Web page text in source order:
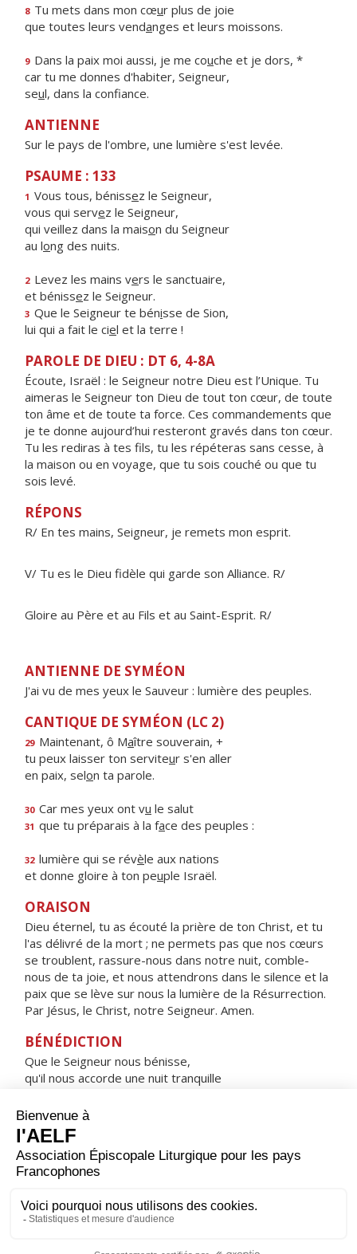
8 Tu mets dans mon cœur plus de joie
que toutes leurs vendanges et leurs moissons.
9 Dans la paix moi aussi, je me couche et je dors, *
car tu me donnes d'habiter, Seigneur,
seul, dans la confiance.
ANTIENNE
Sur le pays de l'ombre, une lumière s'est levée.
PSAUME : 133
1 Vous tous, bénissez le Seigneur,
vous qui servez le Seigneur,
qui veillez dans la maison du Seigneur
au long des nuits.
2 Levez les mains vers le sanctuaire,
et bénissez le Seigneur.
3 Que le Seigneur te bénisse de Sion,
lui qui a fait le ciel et la terre !
PAROLE DE DIEU : DT 6, 4-8A
Écoute, Israël : le Seigneur notre Dieu est l’Unique. Tu
aimeras le Seigneur ton Dieu de tout ton cœur, de toute
ton âme et de toute ta force. Ces commandements que
je te donne aujourd’hui resteront gravés dans ton cœur.
Tu les rediras à tes fils, tu les répéteras sans cesse, à
la maison ou en voyage, que tu sois couché ou que tu
sois levé.
RÉPONS
R/ En tes mains, Seigneur, je remets mon esprit.
V/ Tu es le Dieu fidèle qui garde son Alliance. R/
Gloire au Père et au Fils et au Saint-Esprit. R/
ANTIENNE DE SYMÉON
J'ai vu de mes yeux le Sauveur : lumière des peuples.
CANTIQUE DE SYMÉON (LC 2)
29 Maintenant, ô Maître souverain, +
tu peux laisser ton serviteur s'en aller
en paix, selon ta parole.
30 Car mes yeux ont vu le salut
31 que tu préparais à la face des peuples :
32 lumière qui se révèle aux nations
et donne gloire à ton peuple Israël.
ORAISON
Dieu éternel, tu as écouté la prière de ton Christ, et tu
l'as délivré de la mort ; ne permets pas que nos cœurs
se troublent, rassure-nous dans notre nuit, comble-
nous de ta joie, et nous attendrons dans le silence et la
paix que se lève sur nous la lumière de la Résurrection.
Par Jésus, le Christ, notre Seigneur. Amen.
BÉNÉDICTION
Que le Seigneur nous bénisse,
qu'il nous accorde une nuit tranquille
HYMNE : HEUREUSE ES-TU, VIERGE MARIE !
Heureuse es-tu, Vierge Marie !
Par toi, le salut est entré dans le monde.
Comblée de gloire, tu te réjouis devant le Seigneur,
Sainte Mère de Dieu,